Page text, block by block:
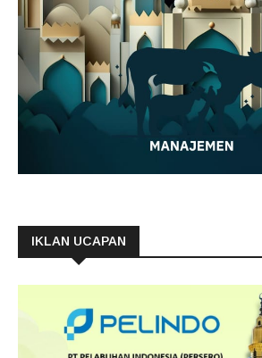
IKLAN UCAPAN